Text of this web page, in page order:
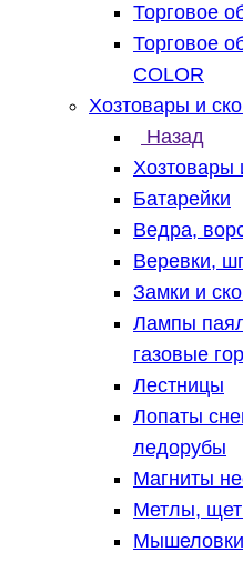
Торговое
Торговое
COLOR
Хозтовары и
Назад
Хозтовары
Батарейки
Ведра,
Веревки,
Замки и
Лампы
газовые
Лестницы
Лопаты
ледорубы
Магниты
Метлы,
Мышеловки